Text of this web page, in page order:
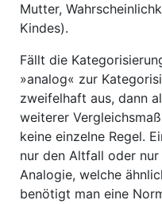
Mutter,
Kindes).
Fällt die
»analog« zur
zweifelhaft aus, dann
weiterer
keine einzelne Regel.
nur den Altfall oder
Analogie, welche
benötigt man eine